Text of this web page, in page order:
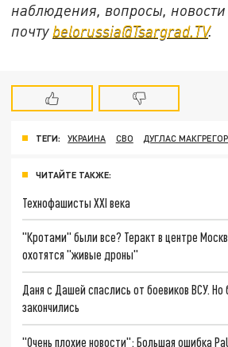
наблюдения, вопросы,
почту belorussia@Tsargrad.TV.
ТЕГИ: УКРАИНА СВО ДУГЛАС МАКГРЕГОР
ЧИТАЙТЕ ТАКЖЕ:
Технофашисты XXI века
"Кротами" были все? Теракт в центре
охотятся "живые дроны"
Даня с Дашей спаслись от боевиков ВСУ.
закончились
"Очень плохие новости": Большая ошибка